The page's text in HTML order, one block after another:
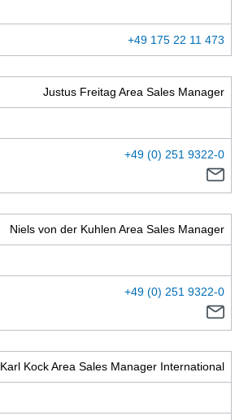
+49 175 22 11 473
Justus Freitag Area Sales Manager
+49 (0) 251 9322-0
Niels von der Kuhlen Area Sales Manager
+49 (0) 251 9322-0
Karl Kock Area Sales Manager International